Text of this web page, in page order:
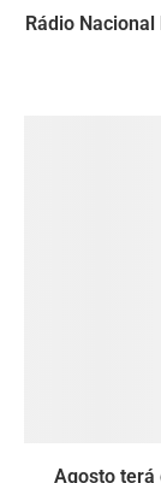
Rádio
Agosto terá